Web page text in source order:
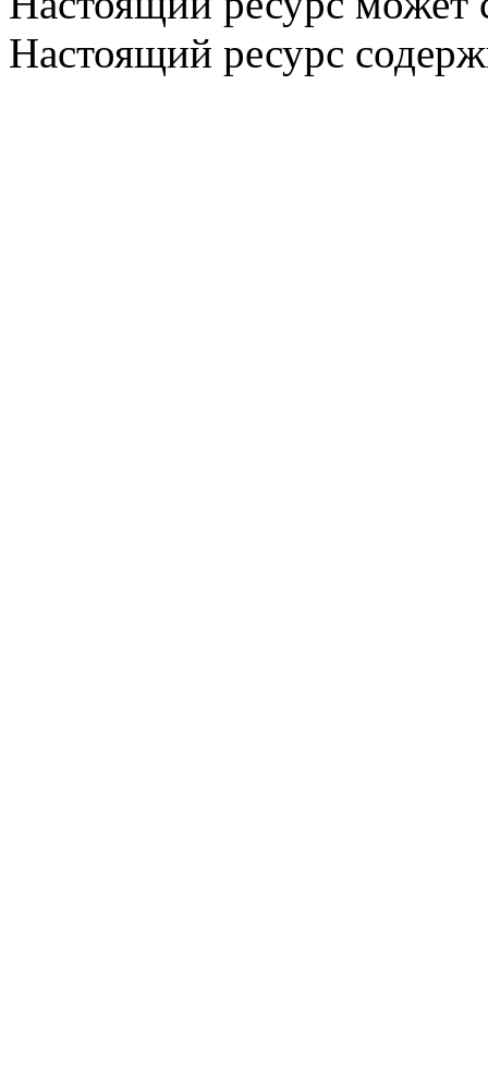
Настоящий ресурс